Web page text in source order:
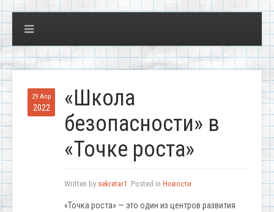
29 Апр
2022
«Школа
безопасности» в
«Точке роста»
Written by sekretar1 . Posted in Новости
«Точка роста» — это один из центров развития